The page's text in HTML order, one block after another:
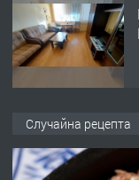
Случайна рецепта